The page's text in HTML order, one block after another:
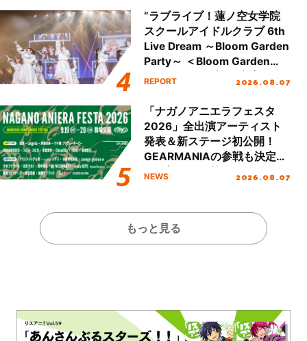
ート!!
“ラブライブ！蓮ノ空女学院
スクールアイドルクラブ 6th
Live Dream ～Bloom Garden
Party～ ＜Bloom Garden
Party Stage／埼玉公演＞”
REPORT 2026.08.07
「ナガノアニエラフェスタ
2026」全出演アーティスト
発表＆新ステージ初公開！
GEARMANIAの参戦も決定
し、初となる第3ステージの
NEWS 2026.08.07
もっと見る